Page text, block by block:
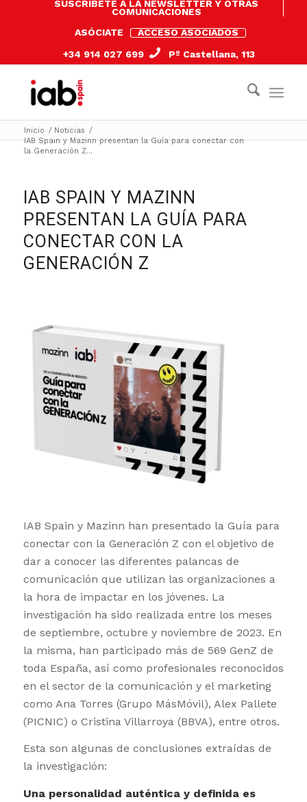
SUSCRÍBETE A LA NEWSLETTER Y OTRAS
COMUNICACIONES
ASÓCIATE
ACCESO ASOCIADOS
+34 914 027 699
Pº Castellana, 113
Inicio / Noticias /
IAB Spain y Mazinn presentan la Guía para conectar con
la Generación Z...
IAB SPAIN Y MAZINN
PRESENTAN LA GUÍA PARA
CONECTAR CON LA
GENERACIÓN Z
IAB Spain y Mazinn han presentado la Guía para
conectar con la Generación Z con el objetivo de
dar a conocer las diferentes palancas de
comunicación que utilizan las organizaciones a
la hora de impactar en los jóvenes. La
investigación ha sido realizada entre los meses
de septiembre, octubre y noviembre de 2023. En
la misma, han participado más de 569 GenZ de
toda España, así como profesionales reconocidos
en el sector de la comunicación y el marketing
como Ana Torres (Grupo MásMóvil), Alex Pallete
(PICNIC) o Cristina Villarroya (BBVA), entre otros.
Esta son algunas de conclusiones extraídas de
la investigación:
Una personalidad auténtica y definida es